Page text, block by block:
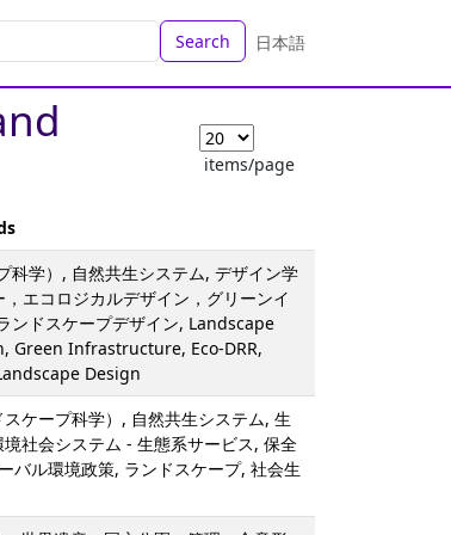
Search 日本語
items/page
科学）, 自然共生システム, デザイン学
エコロジカルデザイン，グリーンイ
ンドスケープデザイン, Landscape
Green Infrastructure, Eco-DRR,
Design
ケープ科学）, 自然共生システム, 生
社会システム - 生態系サービス, 保全
バル環境政策, ランドスケープ, 社会生